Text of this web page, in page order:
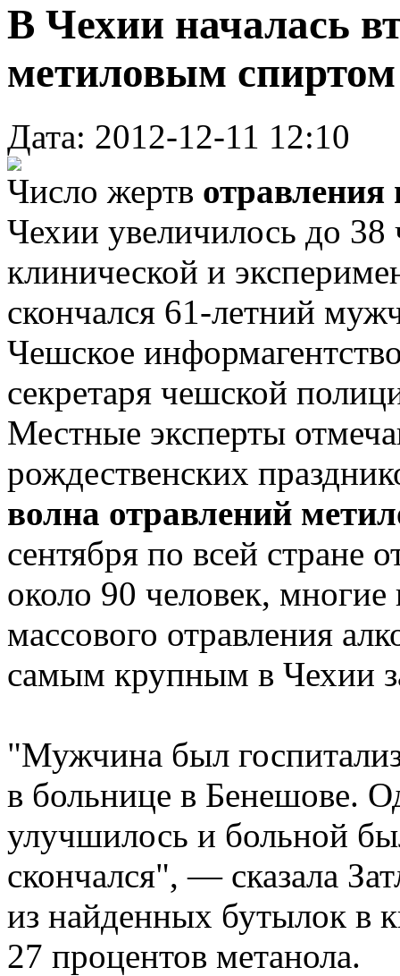
В Чехии началась
метиловым спиртом
Дата: 2012-12-11 12:10
Число жертв
Чехии увеличилось до 38
клинической и
скончался 61-летний
Чешское
секретаря чешской
Местные эксперты
рождественских
волна отравлений
сентября по всей стране
около 90 человек,
массового отравления
самым крупным в Чехии
"Мужчина был
в больнице в Бенешове.
улучшилось и больной
скончался", — сказала
из найденных бутылок в
27 процентов метанола.